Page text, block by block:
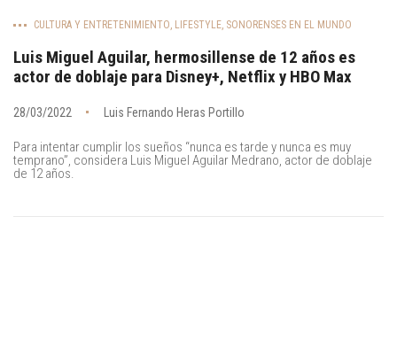
CULTURA Y ENTRETENIMIENTO, LIFESTYLE, SONORENSES EN EL MUNDO
Luis Miguel Aguilar, hermosillense de 12 años es
actor de doblaje para Disney+, Netflix y HBO Max
28/03/2022 Luis Fernando Heras Portillo
Para intentar cumplir los sueños “nunca es tarde y nunca es muy
temprano”, considera Luis Miguel Aguilar Medrano, actor de doblaje
de 12 años.